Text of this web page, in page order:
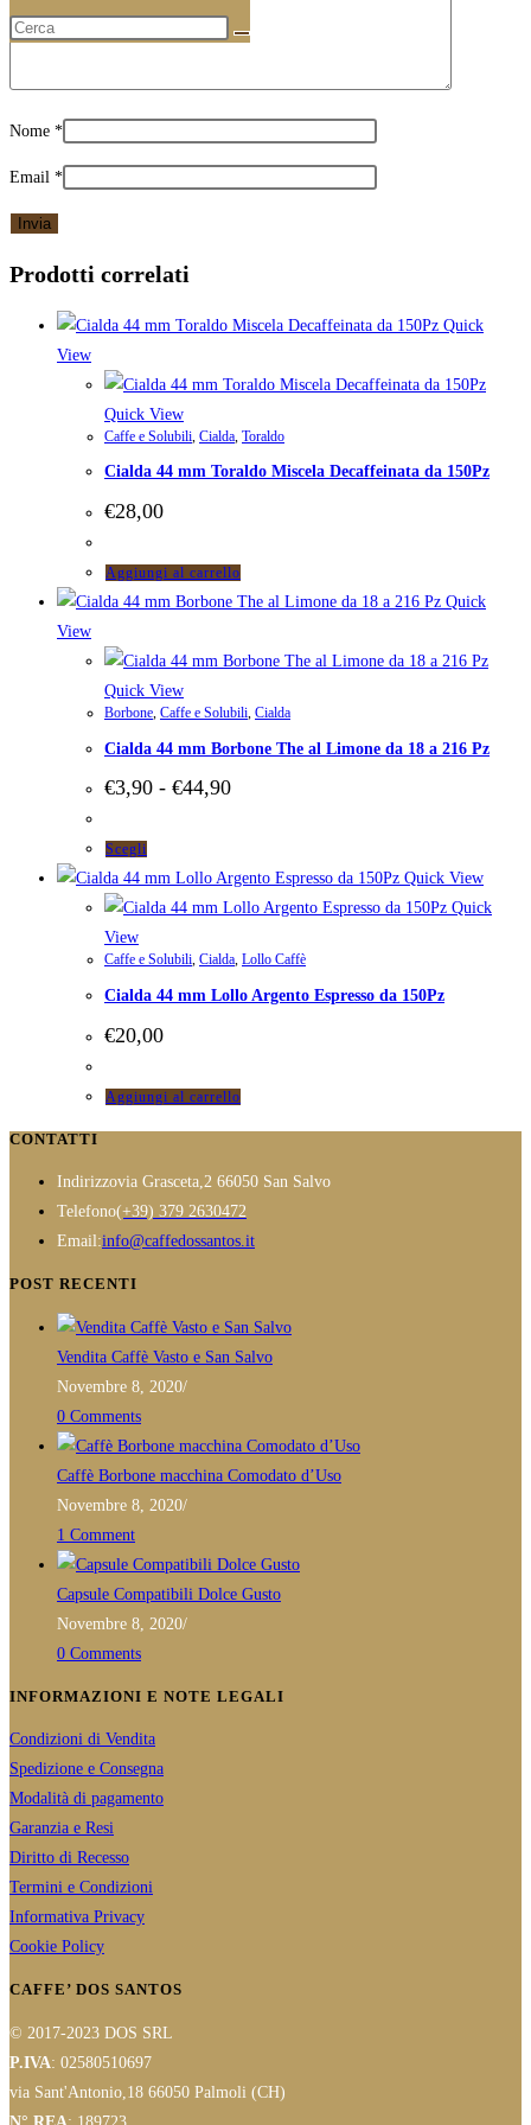
Nome *
Email *
Prodotti correlati
Quick
View
Quick View
Caffe e Solubili, Cialda, Toraldo
Cialda 44 mm Toraldo Miscela Decaffeinata da 150Pz
€28,00
Aggiungi al carrello
Quick
View
Quick View
Borbone, Caffe e Solubili, Cialda
Cialda 44 mm Borbone The al Limone da 18 a 216 Pz
€3,90 - €44,90Fascia
€3,90
a
€44,90
Scegli
prodotto
ha
varianti.
Le
opzioni
essere
pagina
del
prodotto
Quick View
Quick
View
Caffe e Solubili, Cialda, Lollo Caffè
Cialda 44 mm Lollo Argento Espresso da 150Pz
€20,00
Aggiungi al carrello
CONTATTI
Indirizzovia Grasceta,2 66050 San Salvo
Telefono(+39) 379 2630472
in
Email:info@caffedossantos.itOpens
application
POST RECENTI
Vendita Caffè Vasto e San Salvo
Novembre 8, 2020/
0 Comments
Caffè Borbone macchina Comodato d’Uso
Novembre 8, 2020/
1 Comment
Capsule Compatibili Dolce Gusto
Novembre 8, 2020/
0 Comments
INFORMAZIONI E NOTE LEGALI
Condizioni di Vendita
Spedizione e Consegna
Modalità di pagamento
Garanzia e Resi
Diritto di Recesso
Termini e Condizioni
Informativa Privacy
Cookie Policy
CAFFE’ DOS SANTOS
© 2017-2023 DOS SRL
P.IVA: 02580510697
via Sant'Antonio,18 66050 Palmoli (CH)